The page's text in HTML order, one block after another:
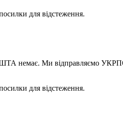
для відстеження.
немає. Ми відправляємо
для відстеження.